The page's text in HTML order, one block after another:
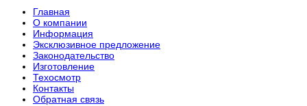
Главная
О компании
Информация
Эксклюзивное предложение
Законодательство
Изготовление
Техосмотр
Контакты
Обратная связь